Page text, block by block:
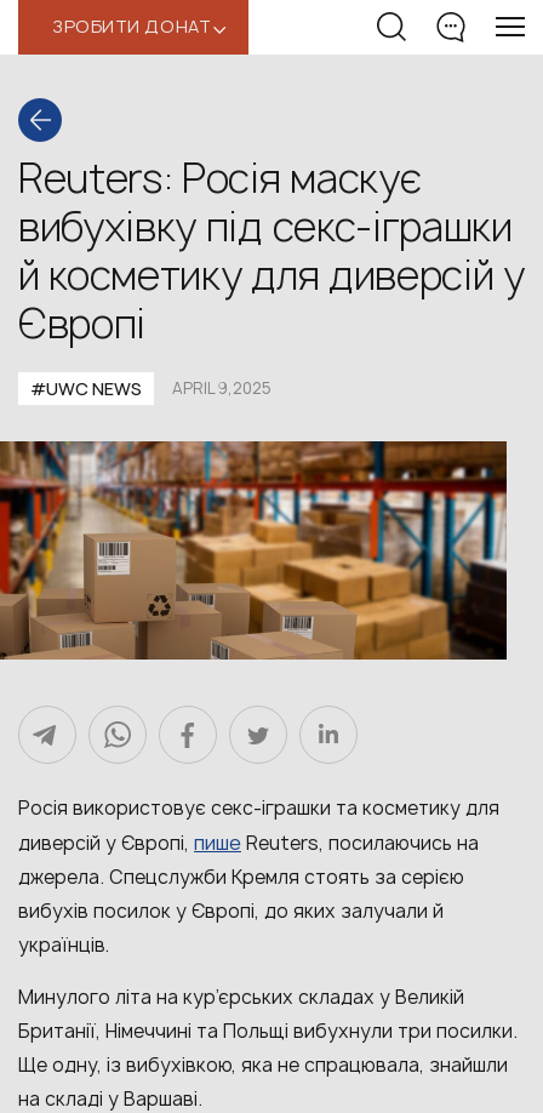
ЗРОБИТИ ДОНАТ‹
Reuters: Росія маскує
вибухівку під секс-іграшки
й косметику для диверсій у
Європі
#UWС NEWS APRIL 9,2025
Росія використовує секс-іграшки та косметику для
диверсій у Європі, пишеReuters, посилаючись на
джерела. Спецслужби Кремля стоять за серією
вибухів посилок у Європі, до яких залучали й
українців.
Минулого літа на кур’єрських складах у Великій
Британії, Німеччині та Польщі вибухнули три посилки.
Ще одну, із вибухівкою, яка не спрацювала, знайшли
на складі у Варшаві.